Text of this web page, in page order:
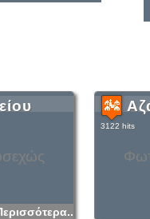
3122 hits